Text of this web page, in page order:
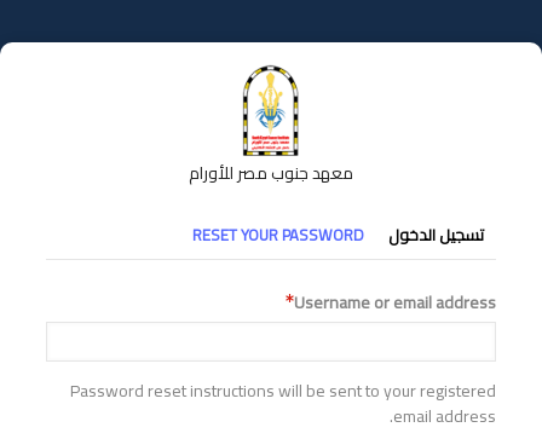
إلى
المحتوى
معهد جنوب مصر للأورام
التبويبات
الأساسية
تسجيل الدخول RESET YOUR PASSWORD
Username or email address
Password reset instructions will be sent to your registered
email address.